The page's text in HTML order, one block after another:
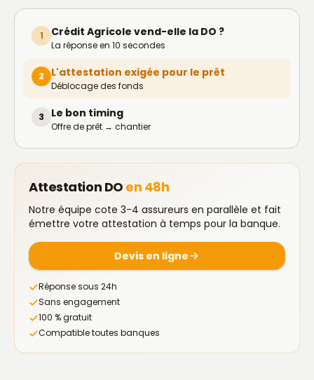
1 Crédit Agricole vend-elle la DO ?
La réponse en 10 secondes
2 L'attestation exigée pour le prêt
Déblocage des fonds
3 Le bon timing
Offre de prêt → chantier
Attestation DO en 48h
Notre équipe cote 3-4 assureurs en parallèle et fait
émettre votre attestation à temps pour la banque.
Devis en ligne
Réponse sous 24h
Sans engagement
100 % gratuit
Compatible toutes banques